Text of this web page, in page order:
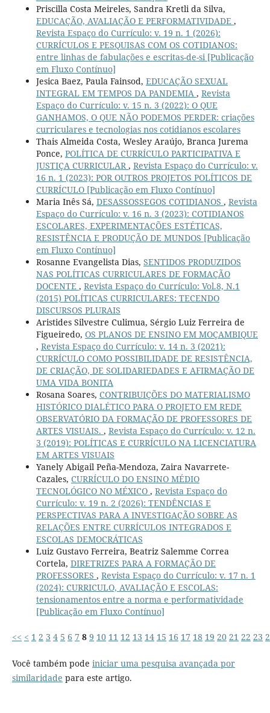
Priscilla Costa Meireles, Sandra Kretli da Silva,
EDUCAÇÃO, AVALIAÇÃO E PERFORMATIVIDADE ,
Revista Espaço do Currículo: v. 19 n. 1 (2026):
CURRÍCULOS E PESQUISAS COM OS COTIDIANOS:
entre linhas de fabulações e escritas-de-si [Publicação
em Fluxo Contínuo]
Jesica Baez, Paula Fainsod, EDUCAÇÃO SEXUAL
INTEGRAL EM TEMPOS DA PANDEMIA , Revista
Espaço do Currículo: v. 15 n. 3 (2022): O QUE
GANHAMOS, O QUE NÃO PODEMOS PERDER: criações
curriculares e tecnologias nos cotidianos escolares
Thais Almeida Costa, Wesley Araújo, Branca Jurema
Ponce, POLÍTICA DE CURRÍCULO PARTICIPATIVA E
JUSTIÇA CURRICULAR , Revista Espaço do Currículo: v.
16 n. 1 (2023): POR OUTROS PROJETOS POLÍTICOS DE
CURRÍCULO [Publicação em Fluxo Contínuo]
Maria Inês Sá, DESASSOSSEGOS COTIDIANOS , Revista
Espaço do Currículo: v. 16 n. 3 (2023): COTIDIANOS
ESCOLARES, EXPERIMENTAÇÕES ESTÉTICAS,
RESISTÊNCIA E PRODUÇÃO DE MUNDOS [Publicação
em Fluxo Contínuo]
Rosanne Evangelista Dias, SENTIDOS PRODUZIDOS
NAS POLÍTICAS CURRICULARES DE FORMAÇÃO
DOCENTE , Revista Espaço do Currículo: Vol.8, N.1
(2015) POLÍTICAS CURRICULARES: TECENDO
DISCURSOS PLURAIS
Aristides Silvestre Culimua, Sérgio Luiz Ferreira de
Figueiredo, OS PLANOS DE ENSINO EM MOÇAMBIQUE
, Revista Espaço do Currículo: v. 14 n. 3 (2021):
CURRÍCULO COMO POSSIBILIDADE DE RESISTÊNCIA,
DE CRIAÇÃO, DE SOLIDARIEDADES E AFIRMAÇÃO DE
UMA VIDA BONITA
Rosana Soares, CONTRIBUIÇÕES DO MATERIALISMO
HISTÓRICO DIALÉTICO PARA O PROJETO EM REDE
OBSERVATÓRIO DA FORMAÇÃO DE PROFESSORES DE
ARTES VISUAIS. , Revista Espaço do Currículo: v. 12 n.
3 (2019): POLÍTICAS E CURRÍCULO NA LICENCIATURA
EM ARTES VISUAIS
Yanely Abigail Peña-Mendoza, Zaira Navarrete-
Cazales, CURRÍCULO DO ENSINO MÉDIO
TECNOLÓGICO NO MÉXICO , Revista Espaço do
Currículo: v. 19 n. 2 (2026): TENDÊNCIAS E
PERSPECTIVAS PARA A INVESTIGAÇÃO SOBRE AS
RELAÇÕES ENTRE CURRÍCULOS INTEGRADOS E
ESCOLAS DEMOCRÁTICAS
Luiz Gustavo Ferreira, Beatriz Salemme Correa
Cortela, DIRETRIZES PARA A FORMAÇÃO DE
PROFESSORES , Revista Espaço do Currículo: v. 17 n. 1
(2024): CURRICULO, AVALIAÇÃO E ESCOLAS:
tensionamentos entre a norma e performatividade
[Publicação em Fluxo Contínuo]
<< < 1 2 3 4 5 6 7 8 9 10 11 12 13 14 15 16 17 18 19 20 21 22 23
Você também pode iniciar uma pesquisa avançada por
similaridade para este artigo.